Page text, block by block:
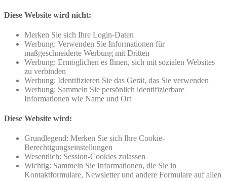
Diese Website wird nicht:
Merken Sie sich Ihre Login-Daten
Werbung: Verwenden Sie Informationen für
maßgeschneiderte Werbung mit Dritten
Werbung: Ermöglichen es Ihnen, sich mit sozialen Websites
zu verbinden
Werbung: Identifizieren Sie das Gerät, das Sie verwenden
Werbung: Sammeln Sie persönlich identifizierbare
Informationen wie Name und Ort
Diese Website wird:
Grundlegend: Merken Sie sich Ihre Cookie-
Berechtigungseinstellungen
Wesentlich: Session-Cookies zulassen
Wichtig: Sammeln Sie Informationen, die Sie in
Kontaktformulare, Newsletter und andere Formulare auf allen